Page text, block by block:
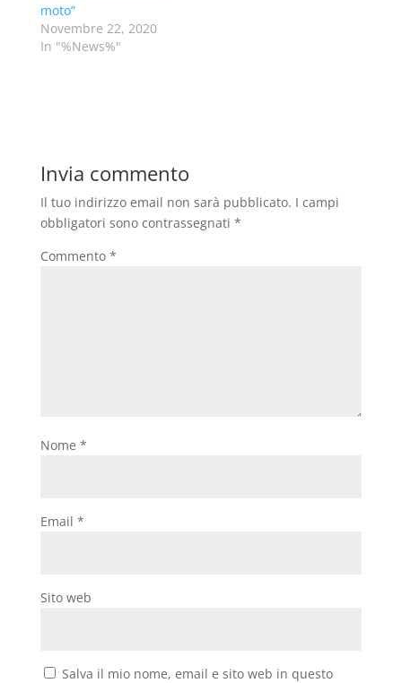
moto”
Novembre 22, 2020
In "%News%"
Invia commento
Il tuo indirizzo email non sarà pubblicato. I campi
obbligatori sono contrassegnati *
Commento *
Nome *
Email *
Sito web
Salva il mio nome, email e sito web in questo